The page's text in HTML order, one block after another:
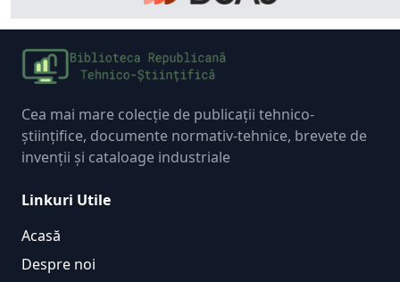
Cea mai mare colecție de publicații tehnico-
științifice, documente normativ-tehnice, brevete de
invenții și cataloage industriale
Linkuri Utile
Acasă
Despre noi